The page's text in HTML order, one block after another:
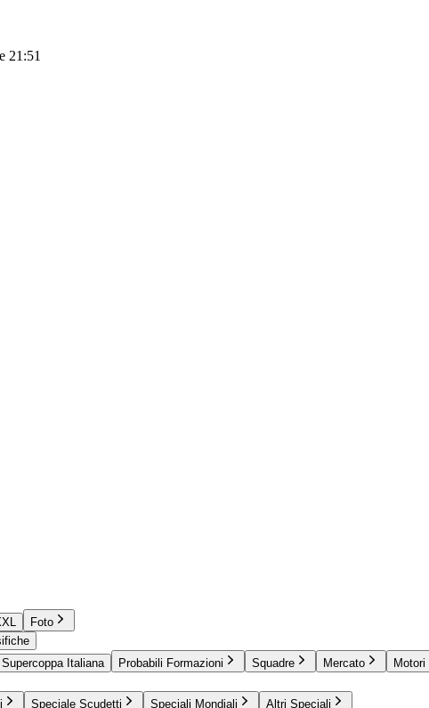
21:51
Foto
Supercoppa Italiana Probabili Formazioni Squadre Mercato Motori
Speciale Scudetti Speciali Mondiali Altri Speciali